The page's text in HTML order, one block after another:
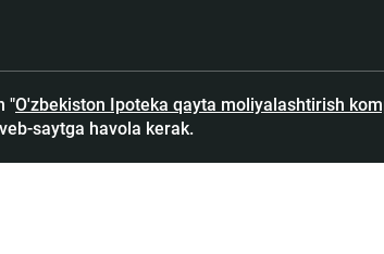
"O'zbekiston Ipoteka qayta moliyalashtirish
saytga havola kerak.